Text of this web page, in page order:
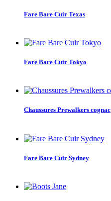
Fare Bare Cuir Texas
Fare Bare Cuir Tokyo
Chaussures Prewalkers cognac
Fare Bare Cuir Sydney